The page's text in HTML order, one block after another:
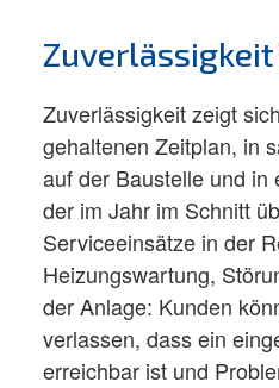
Zuverlässigkeit zeigt
gehaltenen Zeitplan, in
auf der Baustelle und in
der im Jahr im Schnitt
Serviceeinsätze in der
Heizungswartung,
der Anlage: Kunden
verlassen, dass ein
erreichbar ist und